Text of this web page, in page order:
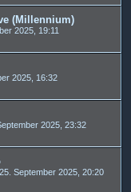
(Millennium)
2025, 19:11
2025, 16:32
2025, 23:32
September 2025, 20:20